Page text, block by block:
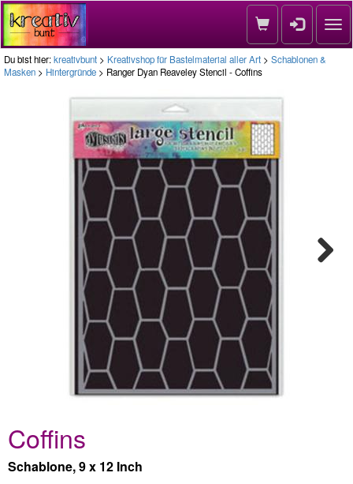
Du bist hier:kreativbunt > Kreativshop für Bastelmaterial aller Art > Schablonen &
Masken > Hintergründe > Ranger Dyan Reaveley Stencil - Coffins
Coffins
Schablone, 9 x 12 Inch